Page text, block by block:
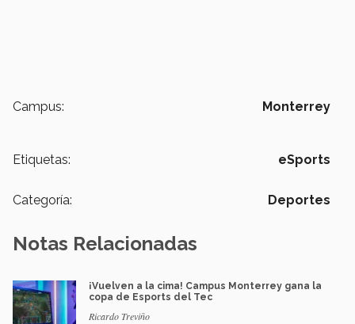
Campus: Monterrey
Etiquetas: eSports
Categoría: Deportes
Notas Relacionadas
¡Vuelven a la cima! Campus Monterrey gana la
copa de Esports del Tec
Ricardo Treviño